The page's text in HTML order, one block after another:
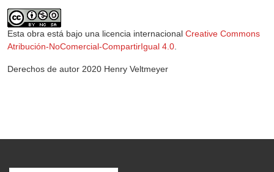
Esta obra está bajo una licencia internacional Creative Commons
Atribución-NoComercial-CompartirIgual 4.0
Derechos de autor 2020 Henry Veltmeyer